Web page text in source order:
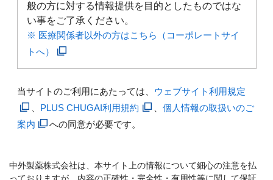
般の方に対する情報提供を目的としたものではな
い事をご了承ください。
※ 医療関係者以外の方はこちら（コーポレートサイ
トへ）
当サイトのご利用にあたっては、 ウェブサイト利用規定
PLUS CHUGAI利用規約
個人情報の取扱いのご
案内
への同意が必要です。
中外製薬株式会社は、本サイト上の情報について細心の注意を払
っておりますが、内容の正確性・完全性・有用性等に関して保証